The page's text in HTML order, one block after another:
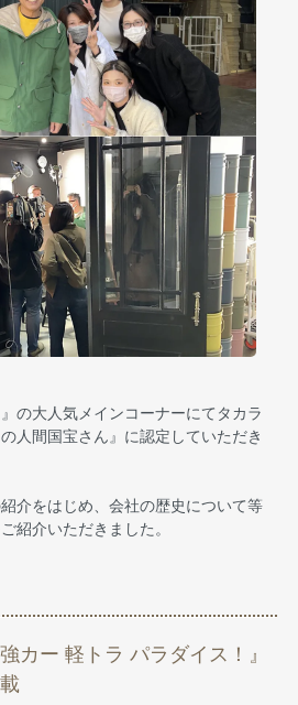
の大人気メインコーナーにてタカラ
人間国宝さん』に認定していただき
介をはじめ、会社の歴史について等
紹介いただきました。
カー 軽トラ パラダイス！』